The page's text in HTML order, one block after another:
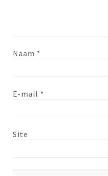
Naam *
E-mail *
Site